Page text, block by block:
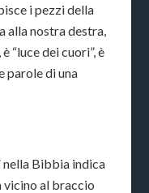
i pezzi della
alla nostra destra,
“luce dei cuori”, è
parole di una
nella Bibbia indica
vicino al braccio